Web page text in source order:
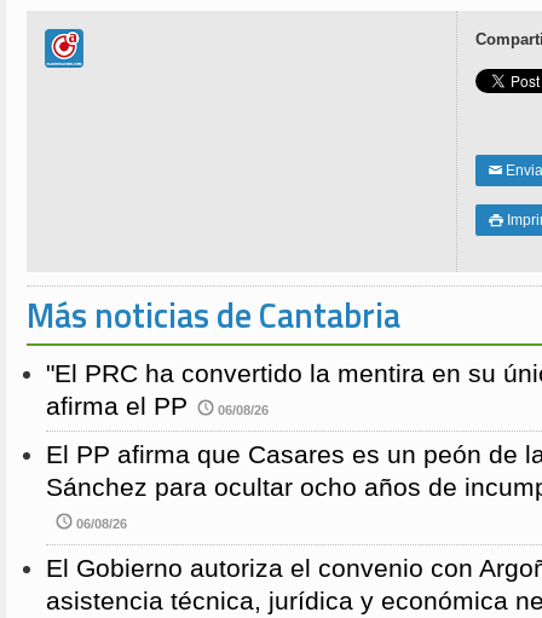
✉

Más noticias de Cantabria
"El PRC ha convertido la mentira en su
afirma el PP
06/08/26
El PP afirma que Casares es un peón de
Sánchez para ocultar ocho años de
06/08/26
El Gobierno autoriza el convenio con
asistencia técnica, jurídica y económica